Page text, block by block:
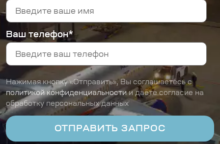
Ваш телефон*
Нажимая кнопку «Отправить», Вы соглашаетесь с
политикой конфиденциальностии даёте согласие на
обработку персональных данных